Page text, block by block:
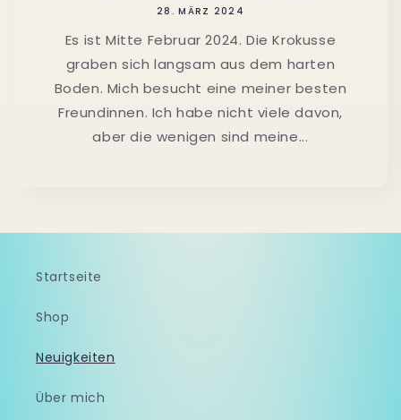
28. MÄRZ 2024
Es ist Mitte Februar 2024. Die Krokusse
graben sich langsam aus dem harten
Boden. Mich besucht eine meiner besten
Freundinnen. Ich habe nicht viele davon,
aber die wenigen sind meine...
Startseite
Shop
Neuigkeiten
Über mich